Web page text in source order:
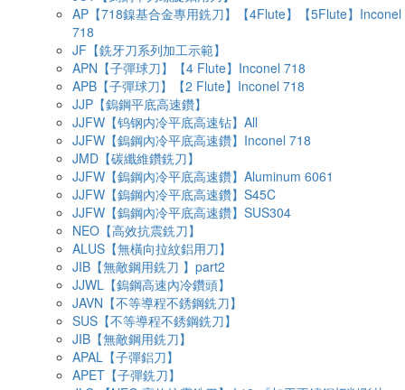
AP【718鎳基合金專用銑刀】【4Flute】【5Flute】Inconel
718
JF【銑牙刀系列加工示範】
APN【子彈球刀】【4 Flute】Inconel 718
APB【子彈球刀】【2 Flute】Inconel 718
JJP【鎢鋼平底高速鑽】
JJFW【钨钢内冷平底高速钻】All
JJFW【鎢鋼內冷平底高速鑽】Inconel 718
JMD【碳纖維鑽銑刀】
JJFW【鎢鋼內冷平底高速鑽】Aluminum 6061
JJFW【鎢鋼內冷平底高速鑽】S45C
JJFW【鎢鋼內冷平底高速鑽】SUS304
NEO【高效抗震銑刀】
ALUS【無橫向拉紋鋁用刀】
JIB【無敵鋼用銑刀 】part2
JJWL【鎢鋼高速內冷鑽頭】
JAVN【不等導程不銹鋼銑刀】
SUS【不等導程不銹鋼銑刀】
JIB【無敵鋼用銑刀】
APAL【子彈鋁刀】
APET【子彈銑刀】